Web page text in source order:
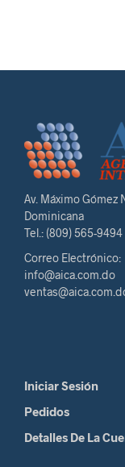
Av. Máximo
Dominicana
Tel.: (809) 565-9494
Correo Electrónico:
info@aica.com.do
Iniciar Sesión
Pedidos
Detalles De La